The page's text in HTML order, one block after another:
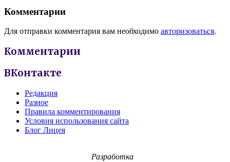
Комментарии
Для отправки комментария вам необходимо авторизоваться.
Комментарии
ВКонтакте
Редакция
Разное
Правила комментирования
Условия использования сайта
Блог Лицея
Разработка